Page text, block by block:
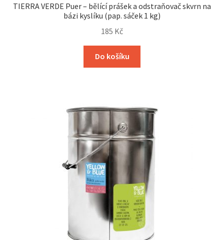
TIERRA VERDE Puer – bělící prášek a odstraňovač skvrn na
bázi kyslíku (pap. sáček 1 kg)
185 Kč
Do košíku